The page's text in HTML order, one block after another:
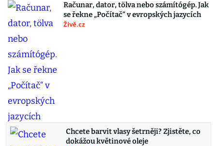
Računar, dator, tölva nebo számítógép. Jak
se řekne „Počítač“ v evropských jazycích
Živě.cz
Chcete barvit vlasy šetrněji? Zjistěte, co
dokážou květinové oleje